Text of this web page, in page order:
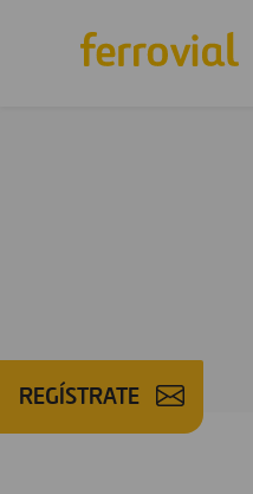
REGÍSTRATE